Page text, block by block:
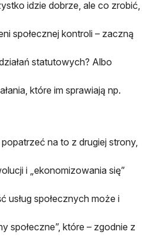
idzie dobrze, ale co zrobić,
społecznej kontroli – zaczną
statutowych? Albo
które im sprawiają np.
na to z drugiej strony,
i „ekonomizowania się”
usług społecznych może i
społeczne”, które – zgodnie z